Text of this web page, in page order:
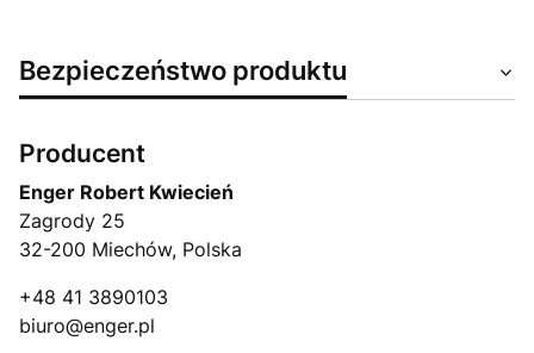
Bezpieczeństwo produktu
Producent
Enger Robert Kwiecień
Zagrody 25
32-200 Miechów, Polska
+48 41 3890103
biuro@enger.pl